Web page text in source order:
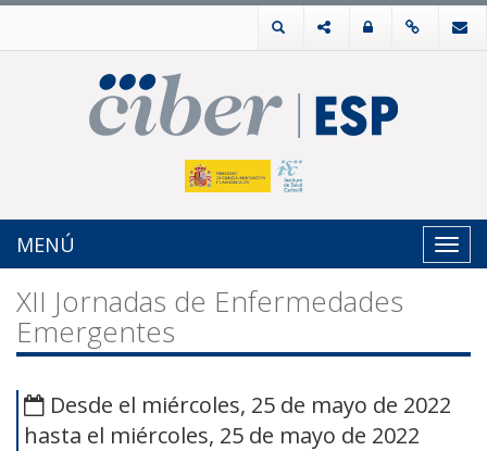
MENÚ
XII Jornadas de Enfermedades
Emergentes
Desde el miércoles, 25 de mayo de 2022
hasta el miércoles, 25 de mayo de 2022